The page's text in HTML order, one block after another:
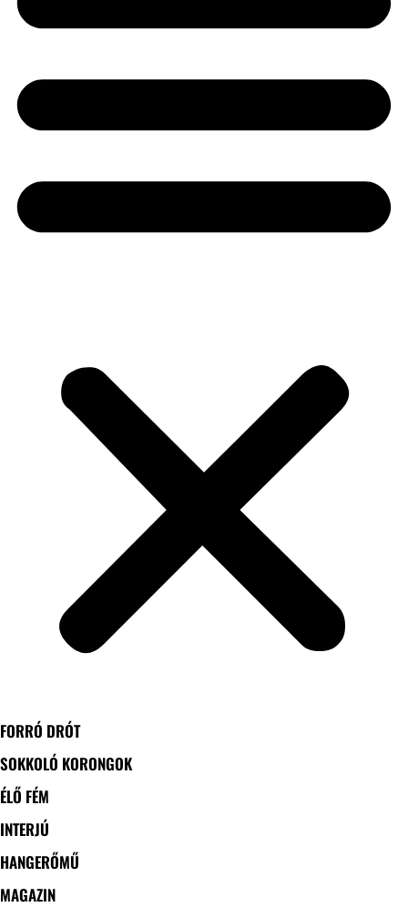
FORRÓ DRÓT
SOKKOLÓ KORONGOK
ÉLŐ FÉM
INTERJÚ
HANGERŐMŰ
MAGAZIN